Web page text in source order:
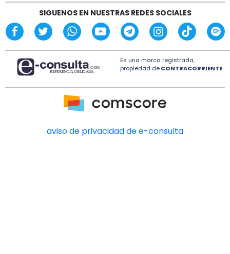
Investigado por crimen de reportera, alcalde
de Ixhuatlán pierde el fuero
SIGUENOS EN NUESTRAS REDES SOCIALES
Es una marca registrada,
propiedad deCONTRACORRIENTE
aviso de privacidad de e-consulta